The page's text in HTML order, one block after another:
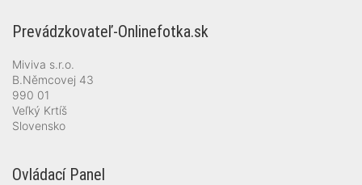
Prevádzkovateľ-Onlinefotka.sk
Miviva s.r.o.
B.Němcovej 43
990 01
Veľký Krtíš
Slovensko
Ovládací Panel